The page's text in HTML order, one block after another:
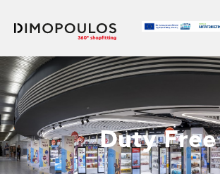
στο
Duty Free